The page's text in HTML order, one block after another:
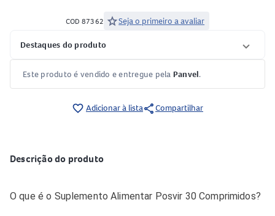
COD 87362 starSeja o primeiro a avaliar
Destaques do produto
Este produto é vendido e entregue pela Panvel.
favorite_border Adicionar à listashareCompartilhar
Descrição do produto
O que é o Suplemento Alimentar Posvir 30 Comprimidos?